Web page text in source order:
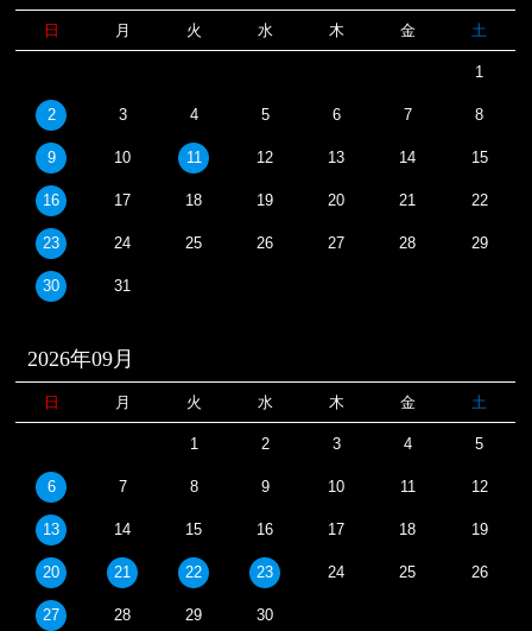
日 月 火 水 木 金 土
1
2 3 4 5 6 7 8
9 10 11 12 13 14 15
16 17 18 19 20 21 22
23 24 25 26 27 28 29
30 31
2026年09月
日 月 火 水 木 金 土
1 2 3 4 5
6 7 8 9 10 11 12
13 14 15 16 17 18 19
20 21 22 23 24 25 26
27 28 29 30